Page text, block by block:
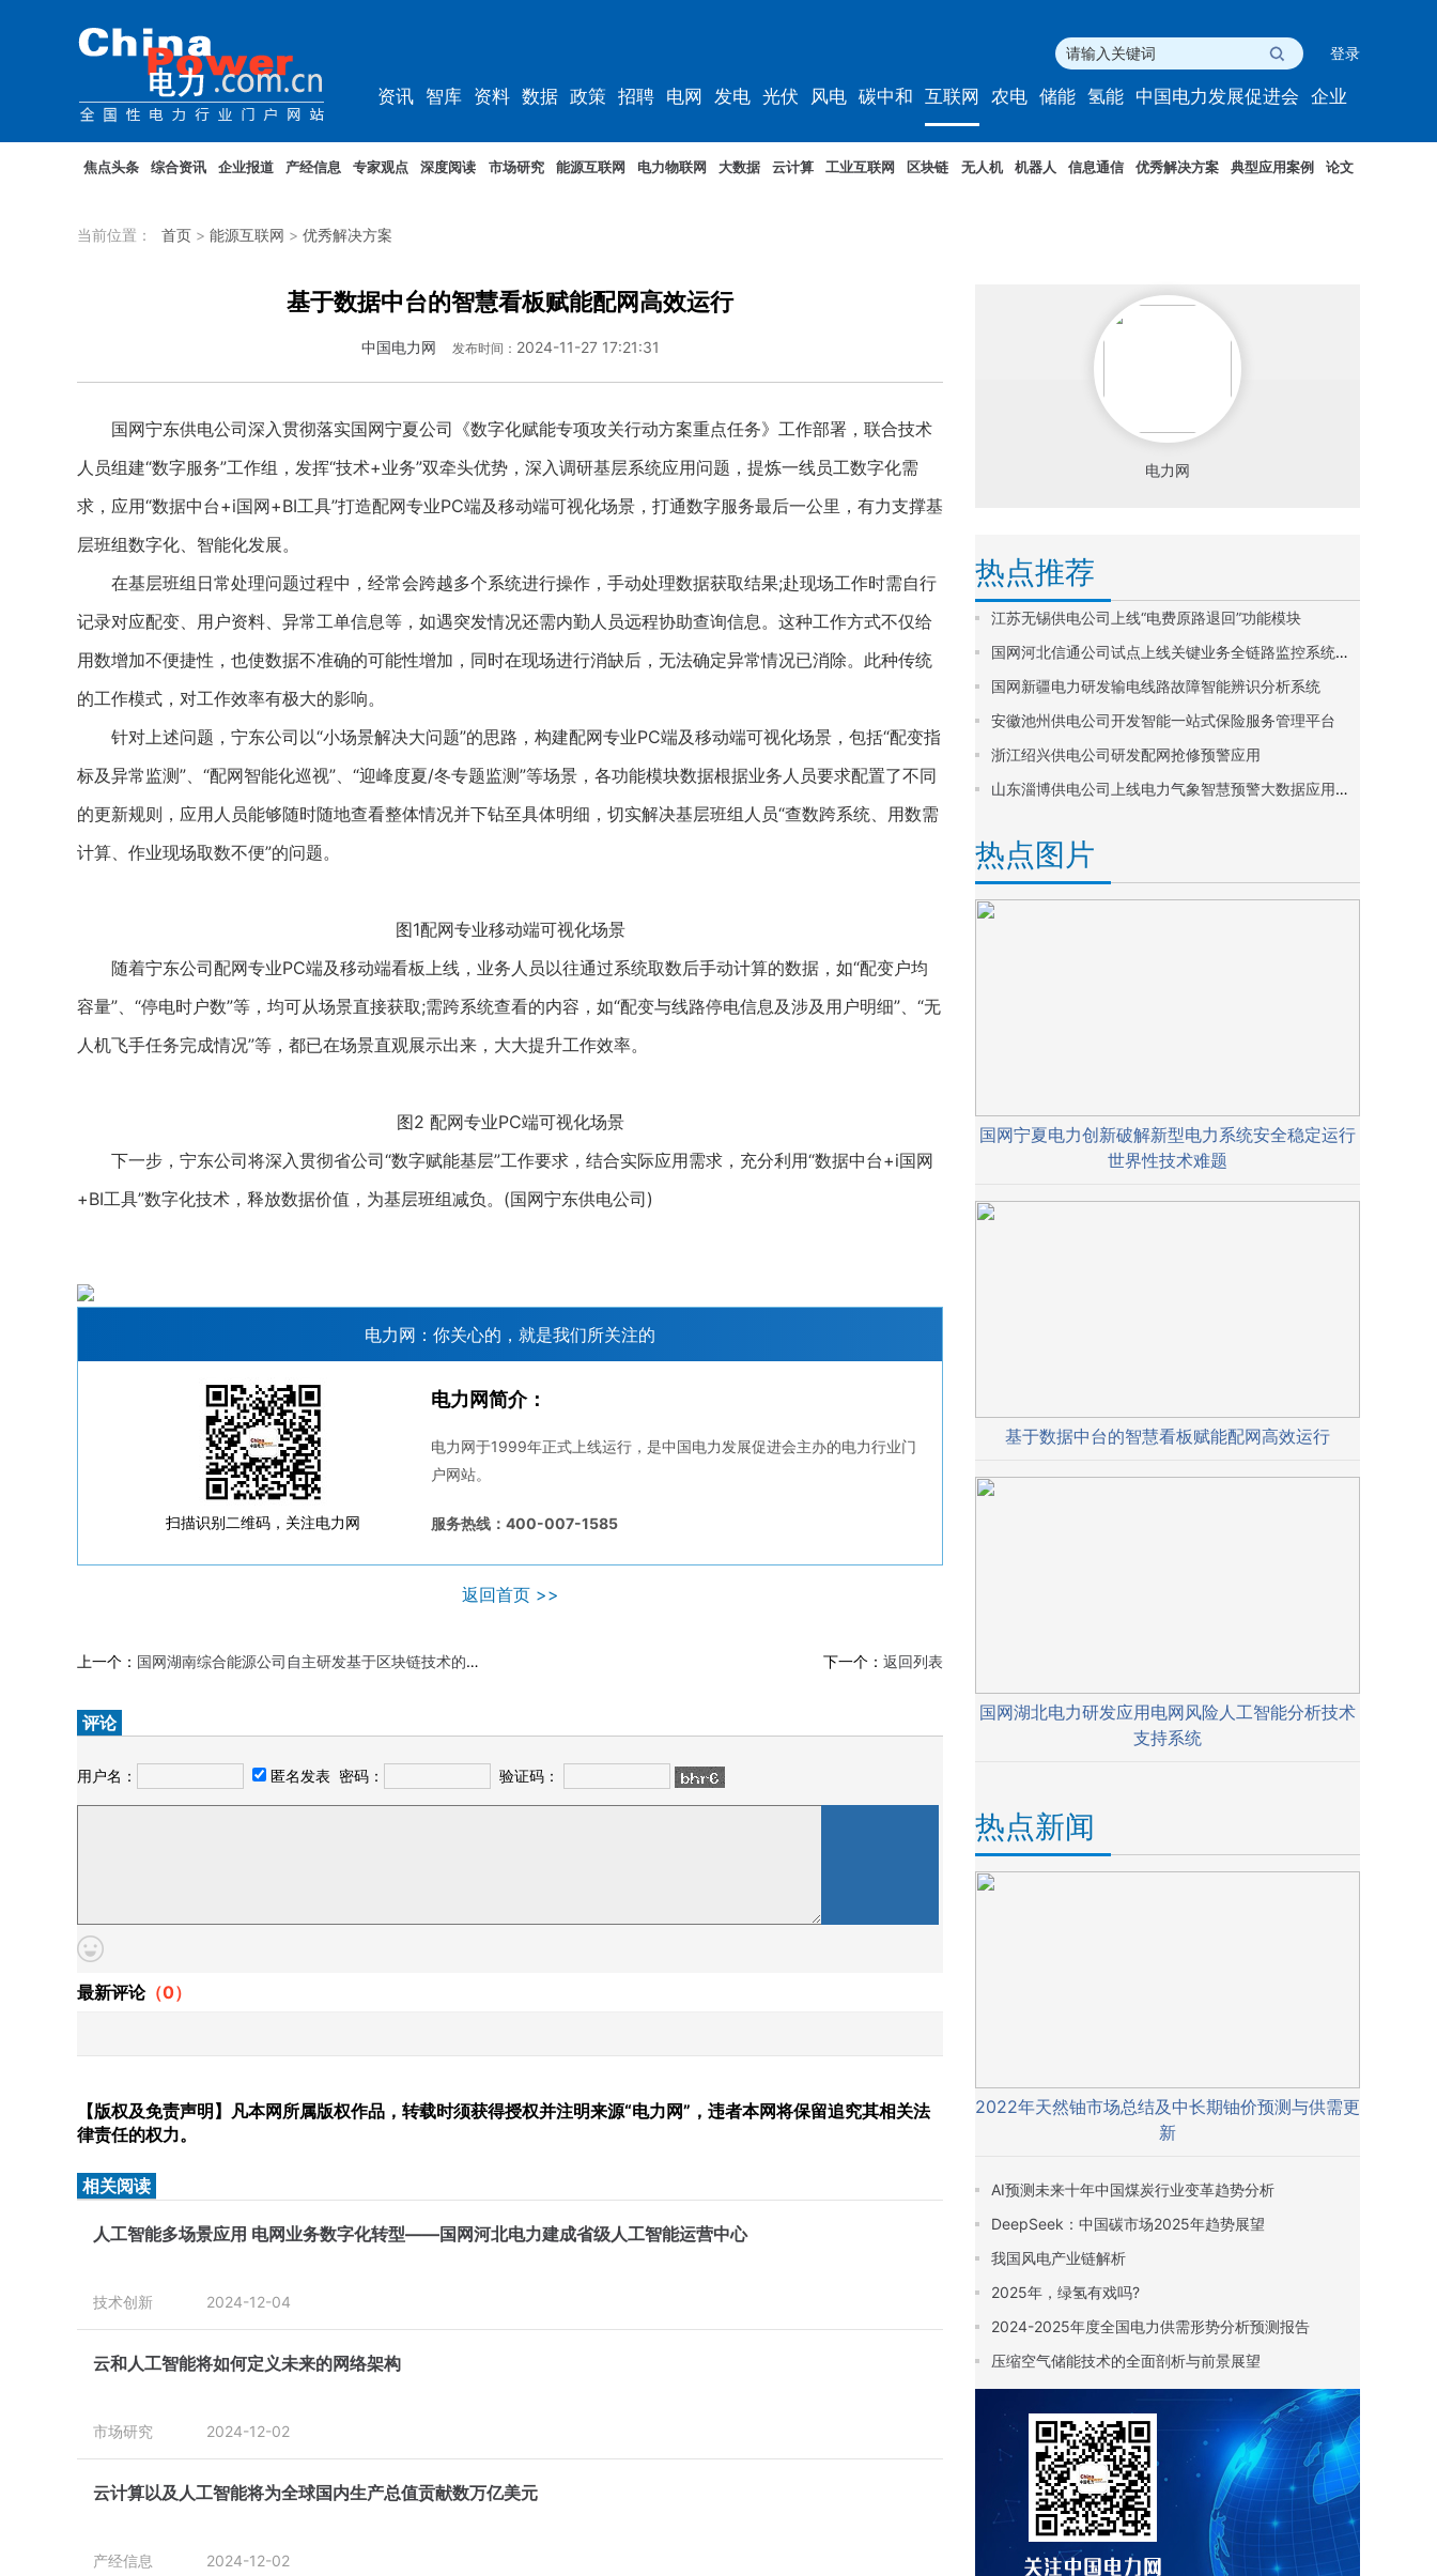
登录
资讯 智库 资料 数据 政策 招聘 电网 发电 光伏 风电 碳中和 互联网 农电 储能 氢能 中国电力发展促进会 企业
焦点头条 综合资讯 企业报道 产经信息 专家观点 深度阅读 市场研究 能源互联网 电力物联网 大数据 云计算 工业互联网 区块链 无人机 机器人 信息通信 优秀解决方案 典型应用案例 论文
当前位置： 首页 > 能源互联网 > 优秀解决方案
基于数据中台的智慧看板赋能配网高效运行
中国电力网 发布时间： 2024-11-27 17:21:31
国网宁东供电公司深入贯彻落实国网宁夏公司《数字化赋能专项攻关行动方案重点任务》工作部署，联合技术
人员组建“数字服务”工作组，发挥“技术+业务”双牵头优势，深入调研基层系统应用问题，提炼一线员工数字化需
求，应用“数据中台+i国网+BI工具”打造配网专业PC端及移动端可视化场景，打通数字服务最后一公里，有力支撑基
层班组数字化、智能化发展。
在基层班组日常处理问题过程中，经常会跨越多个系统进行操作，手动处理数据获取结果;赴现场工作时需自行
记录对应配变、用户资料、异常工单信息等，如遇突发情况还需内勤人员远程协助查询信息。这种工作方式不仅给
用数增加不便捷性，也使数据不准确的可能性增加，同时在现场进行消缺后，无法确定异常情况已消除。此种传统
的工作模式，对工作效率有极大的影响。
针对上述问题，宁东公司以“小场景解决大问题”的思路，构建配网专业PC端及移动端可视化场景，包括“配变指
标及异常监测”、“配网智能化巡视”、“迎峰度夏/冬专题监测”等场景，各功能模块数据根据业务人员要求配置了不同
的更新规则，应用人员能够随时随地查看整体情况并下钻至具体明细，切实解决基层班组人员“查数跨系统、用数需
计算、作业现场取数不便”的问题。
图1配网专业移动端可视化场景
随着宁东公司配网专业PC端及移动端看板上线，业务人员以往通过系统取数后手动计算的数据，如“配变户均
容量”、“停电时户数”等，均可从场景直接获取;需跨系统查看的内容，如“配变与线路停电信息及涉及用户明细”、“无
人机飞手任务完成情况”等，都已在场景直观展示出来，大大提升工作效率。
图2 配网专业PC端可视化场景
下一步，宁东公司将深入贯彻省公司“数字赋能基层”工作要求，结合实际应用需求，充分利用“数据中台+i国网
+BI工具”数字化技术，释放数据价值，为基层班组减负。(国网宁东供电公司)
电力网：你关心的，就是我们所关注的
扫描识别二维码，关注电力网
电力网简介：
电力网于1999年正式上线运行，是中国电力发展促进会主办的电力行业门
户网站。
服务热线：400-007-1585
返回首页 >>
上一个： 国网湖南综合能源公司自主研发基于区块链技术的新型储能智慧集控平台 下一个： 返回列表
评论
用户名： 匿名发表 密码： 验证码：
最新评论（0）
【版权及免责声明】凡本网所属版权作品，转载时须获得授权并注明来源“电力网”，违者本网将保留追究其相关法
律责任的权力。
相关阅读
人工智能多场景应用 电网业务数字化转型——国网河北电力建成省级人工智能运营中心
技术创新 2024-12-04
云和人工智能将如何定义未来的网络架构
市场研究 2024-12-02
云计算以及人工智能将为全球国内生产总值贡献数万亿美元
产经信息 2024-12-02
电力网
热点推荐
江苏无锡供电公司上线“电费原路退回”功能模块
国网河北信通公司试点上线关键业务全链路监控系统智能诊断功能
国网新疆电力研发输电线路故障智能辨识分析系统
安徽池州供电公司开发智能一站式保险服务管理平台
浙江绍兴供电公司研发配网抢修预警应用
山东淄博供电公司上线电力气象智慧预警大数据应用平台
热点图片
国网宁夏电力创新破解新型电力系统安全稳定运行
世界性技术难题
基于数据中台的智慧看板赋能配网高效运行
国网湖北电力研发应用电网风险人工智能分析技术
支持系统
热点新闻
2022年天然铀市场总结及中长期铀价预测与供需更
新
AI预测未来十年中国煤炭行业变革趋势分析
DeepSeek：中国碳市场2025年趋势展望
我国风电产业链解析
2025年，绿氢有戏吗?
2024-2025年度全国电力供需形势分析预测报告
压缩空气储能技术的全面剖析与前景展望